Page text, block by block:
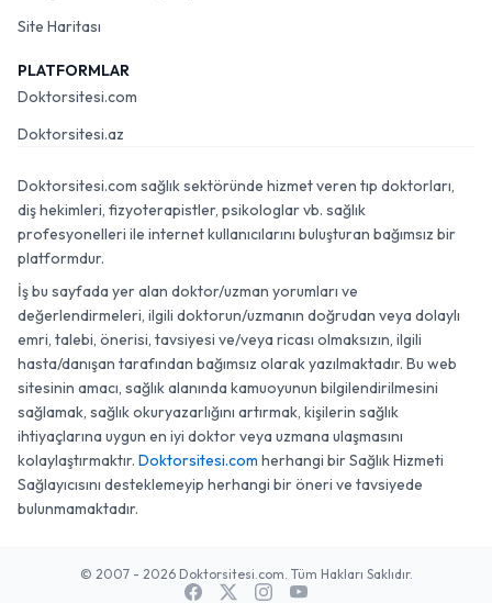
Site Haritası
PLATFORMLAR
Doktorsitesi.com
Doktorsitesi.az
Doktorsitesi.com sağlık sektöründe hizmet veren tıp doktorları,
diş hekimleri, fizyoterapistler, psikologlar vb. sağlık
profesyonelleri ile internet kullanıcılarını buluşturan bağımsız bir
platformdur.
İş bu sayfada yer alan doktor/uzman yorumları ve
değerlendirmeleri, ilgili doktorun/uzmanın doğrudan veya dolaylı
emri, talebi, önerisi, tavsiyesi ve/veya ricası olmaksızın, ilgili
hasta/danışan tarafından bağımsız olarak yazılmaktadır. Bu web
sitesinin amacı, sağlık alanında kamuoyunun bilgilendirilmesini
sağlamak, sağlık okuryazarlığını artırmak, kişilerin sağlık
ihtiyaçlarına uygun en iyi doktor veya uzmana ulaşmasını
kolaylaştırmaktır. Doktorsitesi.com herhangi bir Sağlık Hizmeti
Sağlayıcısını desteklemeyip herhangi bir öneri ve tavsiyede
bulunmamaktadır.
© 2007 - 2026 Doktorsitesi.com. Tüm Hakları Saklıdır.